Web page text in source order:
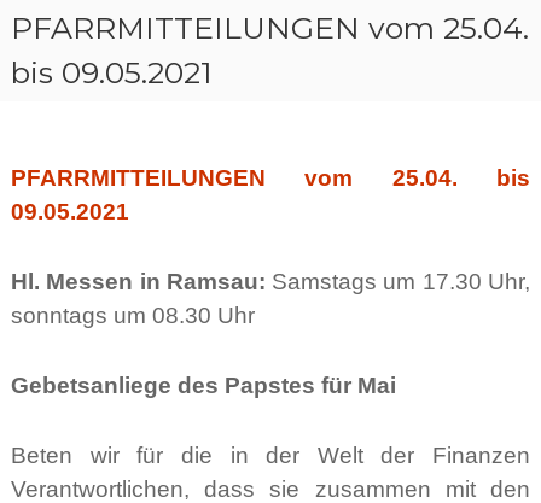
PFARRMITTEILUNGEN vom 25.04.
bis 09.05.2021
PFARRMITTEILUNGEN vom 25.04. bis
09.05.2021
Hl. Messen in Ramsau: Samstags um 17.30 Uhr,
sonntags um 08.30 Uhr
Gebetsanliege des Papstes für Mai
Beten wir für die in der Welt der Finanzen
Verantwortlichen, dass sie zusammen mit den